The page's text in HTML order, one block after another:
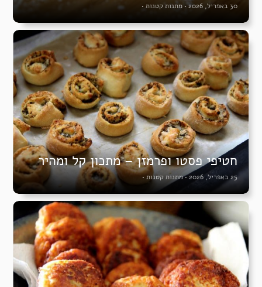
30 באפריל, 2026 • מתנות קטנות •
חטיפי פסטו ופרמזן – מתכון קל ומהיר
25 באפריל, 2026 •מתנות קטנות•